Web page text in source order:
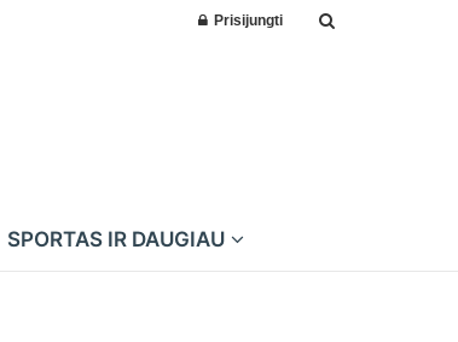
Prisijungti
SPORTAS IR DAUGIAU